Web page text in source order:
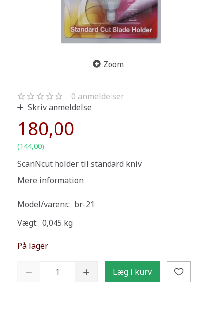
Zoom
0 anmeldelser
Skriv anmeldelse
180,00
(144,00)
ScanNcut holder til standard kniv
Mere information
Model/varenr.: br-21
Vægt: 0,045 kg
På lager
Læg i kurv